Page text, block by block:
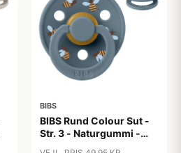
BIBS
BIBS Rund Colour Sut -
Str. 3 - Naturgummi -